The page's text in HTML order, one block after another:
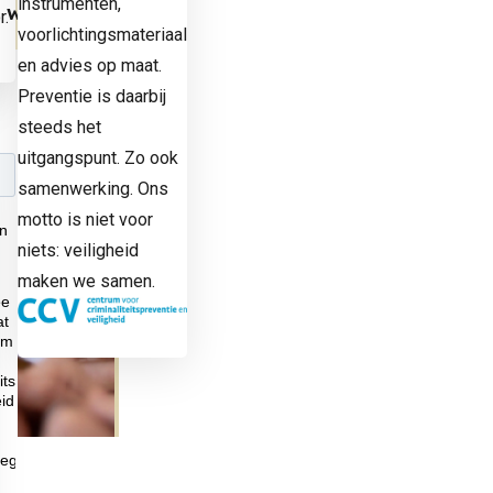
werk?
voorlichtingsmateriaal
en advies op maat.
Preventie is daarbij
steeds het
uitgangspunt. Zo ook
samenwerking. Ons
motto is niet voor
niets: veiligheid
maken we samen.